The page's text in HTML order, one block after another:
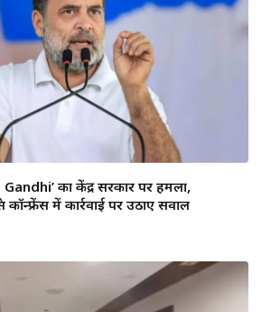
का केंद्र सरकार पर हमला,
कॉन्फ्रेंस में कार्रवाई पर उठाए सवाल